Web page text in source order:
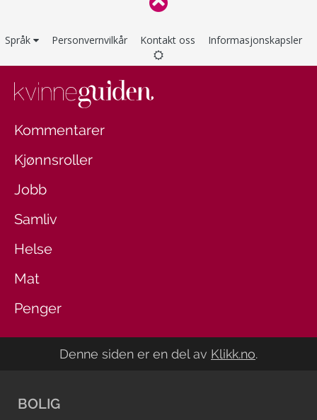
Språk Personvernvilkår Kontakt oss Informasjonskapsler
Kommentarer
Kjønnsroller
Jobb
Samliv
Helse
Mat
Penger
Denne siden er en del av Klikk.no.
BOLIG